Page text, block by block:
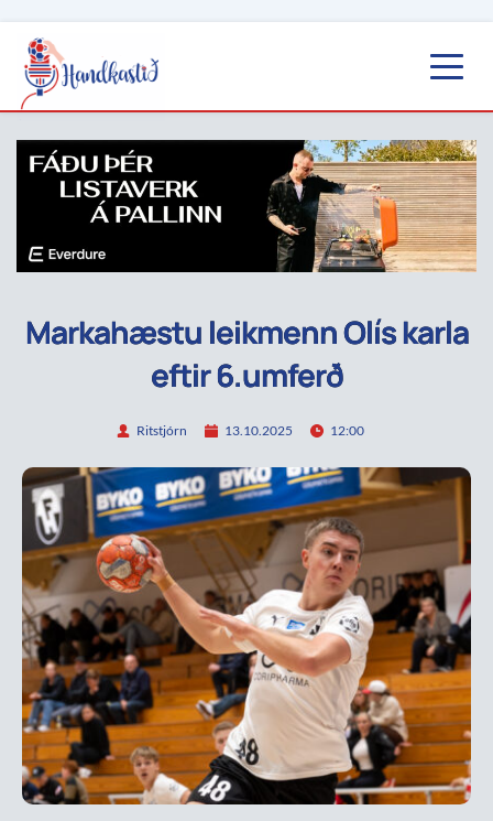
Markahæstu leikmenn Olís karla
eftir 6.umferð
Ritstjórn 13.10.2025 12:00